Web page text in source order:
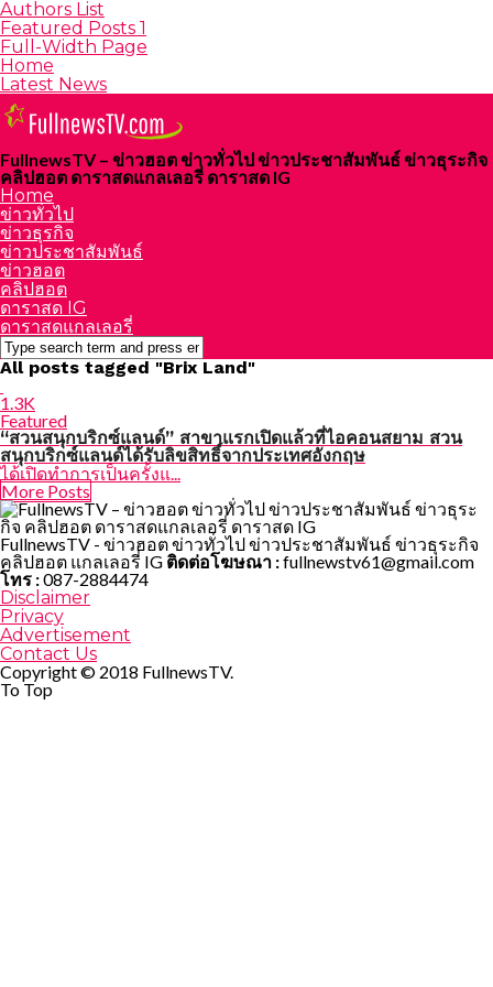
Authors List
Featured Posts 1
Full-Width Page
Home
Latest News
FullnewsTV – ข่าวฮอต ข่าวทั่วไป ข่าวประชาสัมพันธ์ ข่าวธุระกิจ
คลิปฮอต ดาราสดแกลเลอรี่ ดาราสด IG
Home
ข่าวทั่วไป
ข่าวธุรกิจ
ข่าวประชาสัมพันธ์
ข่าวฮอต
คลิปฮอต
ดาราสด IG
ดาราสดแกลเลอรี่
All posts tagged "Brix Land"
1.3K
Featured
“สวนสนุกบริกซ์แลนด์” สาขาแรกเปิดแล้วที่ไอคอนสยาม สวน
สนุกบริกซ์แลนด์ได้รับลิขสิทธิ์จากประเทศอังกฤษ
ได้เปิดทำการเป็นครั้งแ...
More Posts
FullnewsTV - ข่าวฮอต ข่าวทั่วไป ข่าวประชาสัมพันธ์ ข่าวธุระกิจ
คลิปฮอต แกลเลอรี่ IG ติดต่อโฆษณา :fullnewstv61@gmail.com
โทร :087-2884474
Disclaimer
Privacy
Advertisement
Contact Us
Copyright © 2018 FullnewsTV.
To Top